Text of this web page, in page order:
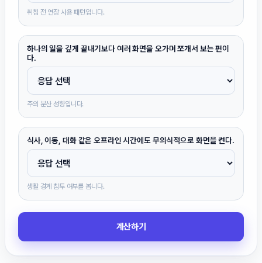
취침 전 연장 사용 패턴입니다.
하나의 일을 깊게 끝내기보다 여러 화면을 오가며 쪼개서 보는 편이
다.
주의 분산 성향입니다.
식사, 이동, 대화 같은 오프라인 시간에도 무의식적으로 화면을 켠다.
생활 경계 침투 여부를 봅니다.
계산하기